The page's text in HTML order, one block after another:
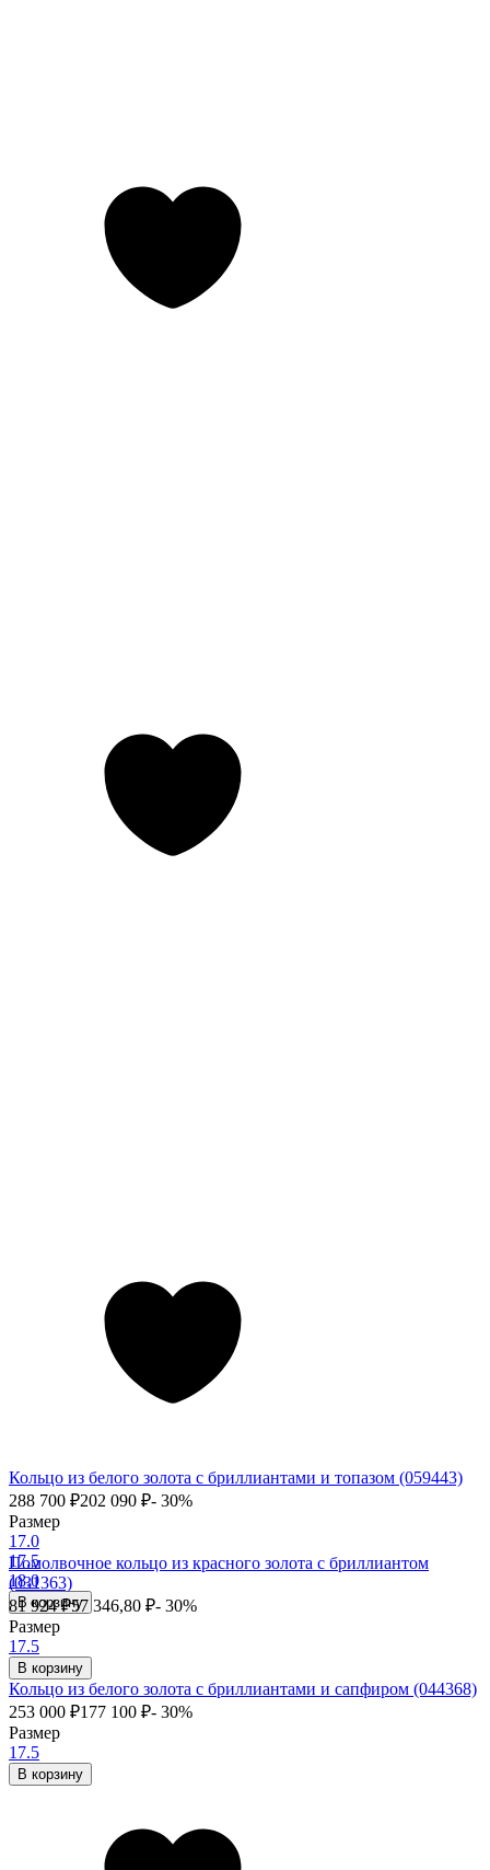
Кольцо из белого золота с бриллиантами и топазом (059443)
288 700 ₽202 090 ₽- 30%
Размер
17.0
17.5
18.0
В корзину
Кольцо из белого золота с бриллиантами и сапфиром (044368)
253 000 ₽177 100 ₽- 30%
Размер
17.5
В корзину
Помолвочное кольцо из красного золота с бриллиантом
(031363)
81 924₽57 346,80 ₽- 30%
Размер
17.5
В корзину